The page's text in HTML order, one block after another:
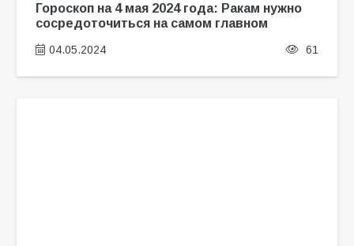
Гороскоп на 4 мая 2024 года: Ракам нужно
сосредоточиться на самом главном
04.05.2024 61